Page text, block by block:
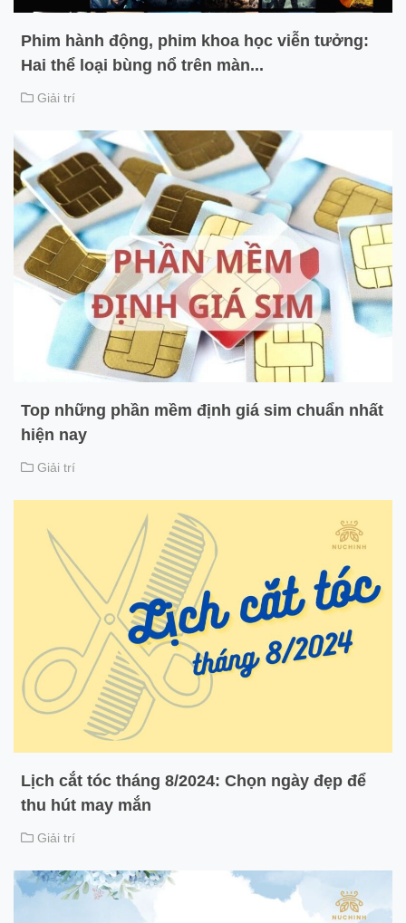
Phim hành động, phim khoa học viễn tưởng:
Hai thể loại bùng nổ trên màn...
Giải trí
Top những phần mềm định giá sim chuẩn nhất
hiện nay
Giải trí
Lịch cắt tóc tháng 8/2024: Chọn ngày đẹp để
thu hút may mắn
Giải trí